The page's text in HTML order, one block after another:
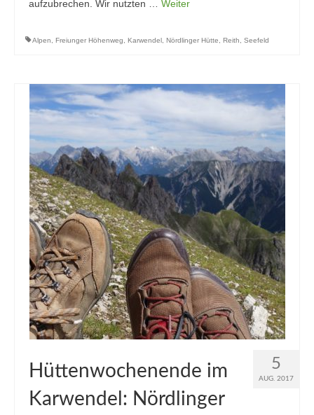
aufzubrechen. Wir nutzten … Weiter
Alpen, Freiunger Höhenweg, Karwendel, Nördlinger Hütte, Reith, Seefeld
5
AUG. 2017
Hüttenwochenende im
Karwendel: Nördlinger